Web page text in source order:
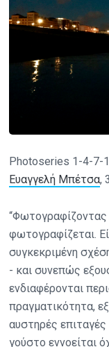
Photoseries 1-4-
Ευαγγελή Μπέτσα,
“Φωτογραφίζοντας
φωτογραφίζεται.
συγκεκριμένη
- και συνεπώς
ενδιαφέρονται
πραγματικότητα,
αυστηρές
γούστο εννοείται